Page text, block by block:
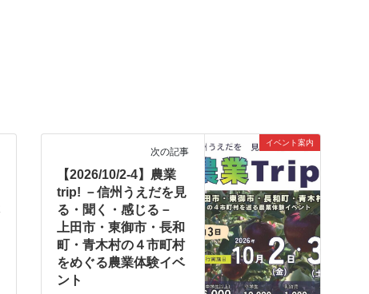
イベント案内
次の記事
【2026/10/2-4】農業
trip! －信州うえだを見
る・聞く・感じる－
上田市・東御市・長和
町・青木村の４市町村
をめぐる農業体験イベ
ント